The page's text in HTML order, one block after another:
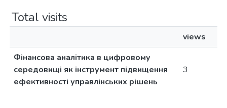
Total visits
views
Фінансова аналітика в цифровому
середовищі як інструмент підвищення
ефективності управлінських рішень
3